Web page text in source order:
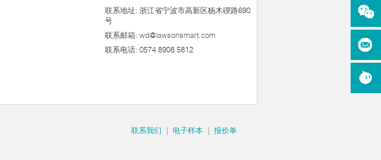
联系地址: 浙江省宁波市高新区杨木碶路690
号
联系邮箱: wd@lawsonsmart.com
联系电话: 0574 8908 5812
联系我们 | 电子样本 | 报价单